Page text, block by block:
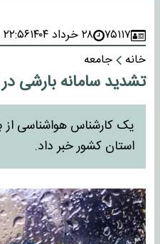
۷۵۱۱۷ ۲۸ خرداد ۱۴۰۴
۲۲:۵۶
خانه
جامعه
تشدید سامانه بارشی در ۷ استان کشور
استان کشور خبر داد.